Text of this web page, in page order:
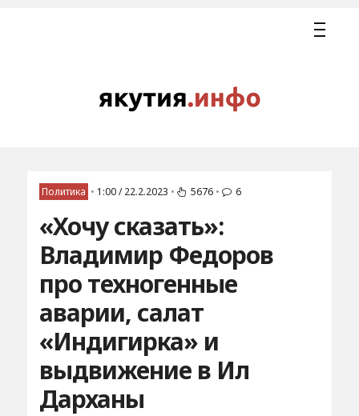
Политика • 1:00 / 22.2.2023 • 5676 • 6
«Хочу сказать»:
Владимир Федоров
про техногенные
аварии, салат
«Индигирка» и
выдвижение в Ил
Дарханы